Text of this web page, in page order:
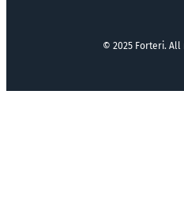
© 2025 Forteri.